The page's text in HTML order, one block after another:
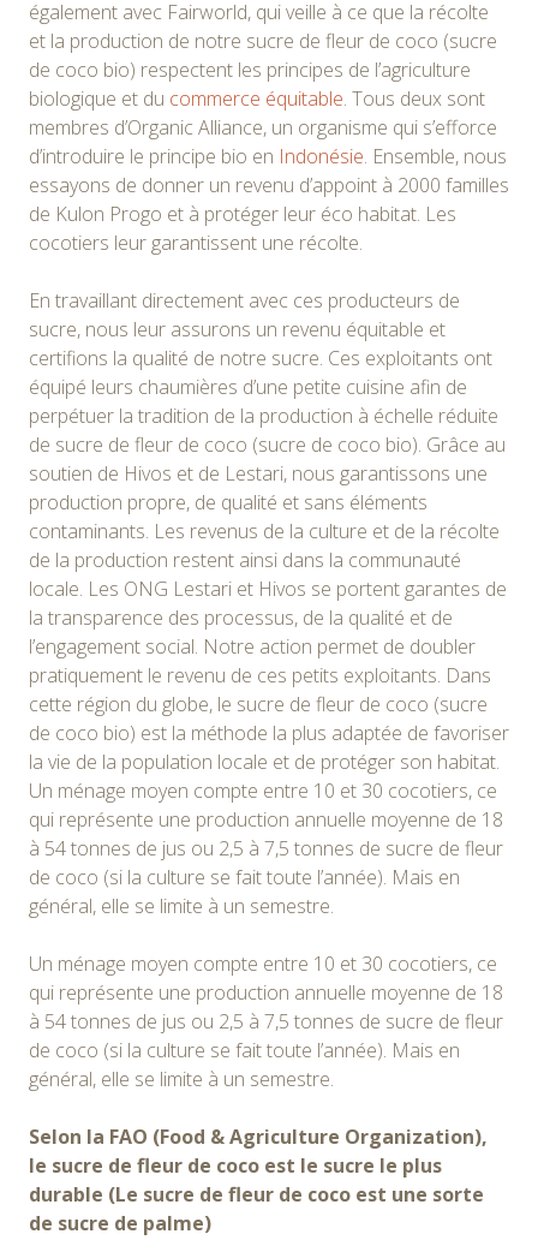
également avec Fairworld, qui veille à ce que la récolte
et la production de notre sucre de fleur de coco (sucre
de coco bio) respectent les principes de l’agriculture
biologique et du commerce équitable. Tous deux sont
membres d’Organic Alliance, un organisme qui s’efforce
d’introduire le principe bio en Indonésie. Ensemble, nous
essayons de donner un revenu d’appoint à 2000 familles
de Kulon Progo et à protéger leur éco habitat. Les
cocotiers leur garantissent une récolte.
En travaillant directement avec ces producteurs de
sucre, nous leur assurons un revenu équitable et
certifions la qualité de notre sucre. Ces exploitants ont
équipé leurs chaumières d’une petite cuisine afin de
perpétuer la tradition de la production à échelle réduite
de sucre de fleur de coco (sucre de coco bio). Grâce au
soutien de Hivos et de Lestari, nous garantissons une
production propre, de qualité et sans éléments
contaminants. Les revenus de la culture et de la récolte
de la production restent ainsi dans la communauté
locale. Les ONG Lestari et Hivos se portent garantes de
la transparence des processus, de la qualité et de
l’engagement social. Notre action permet de doubler
pratiquement le revenu de ces petits exploitants. Dans
cette région du globe, le sucre de fleur de coco (sucre
de coco bio) est la méthode la plus adaptée de favoriser
la vie de la population locale et de protéger son habitat.
Un ménage moyen compte entre 10 et 30 cocotiers, ce
qui représente une production annuelle moyenne de 18
à 54 tonnes de jus ou 2,5 à 7,5 tonnes de sucre de fleur
de coco (si la culture se fait toute l’année). Mais en
général, elle se limite à un semestre.
Un ménage moyen compte entre 10 et 30 cocotiers, ce
qui représente une production annuelle moyenne de 18
à 54 tonnes de jus ou 2,5 à 7,5 tonnes de sucre de fleur
de coco (si la culture se fait toute l’année). Mais en
général, elle se limite à un semestre.
Selon la FAO (Food & Agriculture Organization),
le sucre de fleur de coco est le sucre le plus
durable (Le sucre de fleur de coco est une sorte
de sucre de palme)